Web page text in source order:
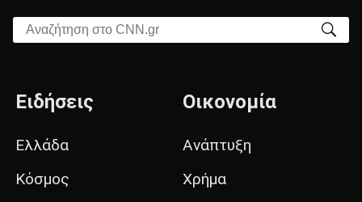
Αναζήτηση στο CNN.gr
Ειδήσεις
Ελλάδα
Κόσμος
Οικονομία
Ανάπτυξη
Χρήμα